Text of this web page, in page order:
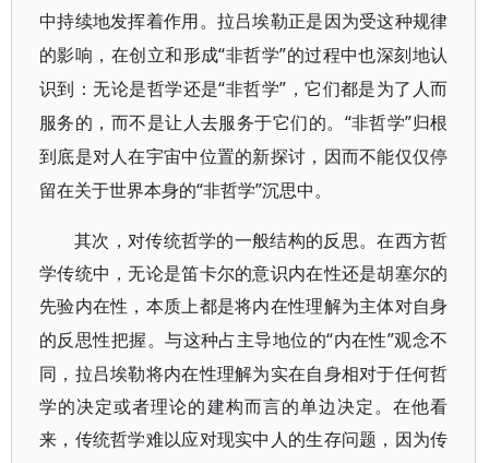
中持续地发挥着作用。拉吕埃勒正是因为受这种规律
的影响，在创立和形成“非哲学”的过程中也深刻地认
识到：无论是哲学还是“非哲学”，它们都是为了人而
服务的，而不是让人去服务于它们的。 “非哲学”归根
到底是对人在宇宙中位置的新探讨，因而不能仅仅停
留在关于世界本身的“非哲学”沉思中。
其次，对传统哲学的一般结构的反思。在西方哲
学传统中，无论是笛卡尔的意识内在性还是胡塞尔的
先验内在性，本质上都是将内在性理解为主体对自身
的反思性把握。与这种占主导地位的“内在性”观念不
同，拉吕埃勒将内在性理解为实在自身相对于任何哲
学的决定或者理论的建构而言的单边决定。在他看
来，传统哲学难以应对现实中人的生存问题，因为传